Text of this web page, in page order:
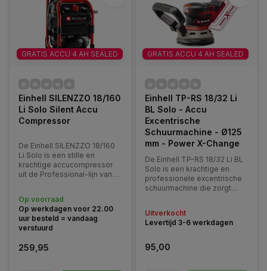
GRATIS ACCU 4 AH SEALED
Einhell SILENZZO 18/160
Li Solo Silent Accu
Compressor
De Einhell SILENZZO 18/160
Li Solo is een stille en
krachtige accucompressor
uit de Professional-lijn van
werkplaats en garage, levert
deze compacte krachtpatser
uitstekende prestaties
zonder lawaai of onderho
Op voorraad
Op werkdagen voor 22.00
uur besteld = vandaag
verstuurd
259,95
GRATIS ACCU 4 AH SEALED
Einhell TP-RS 18/32 Li
BL Solo - Accu
Excentrische
Schuurmachine - Ø125
mm - Power X-Change
De Einhell TP-RS 18/32 Li BL
Solo is een krachtige en
professionele excentrische
schuurmachine die zorgt
hoge materiaalafname.
Uitverkocht
Levertijd 3-6 werkdagen
95,00